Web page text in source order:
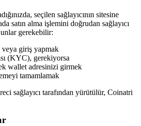
seçilen sağlayıcının sitesine
satın alma işlemini doğrudan sağlayıcı
gerekebilir:
giriş yapmak
(KYC), gerekiyorsa
wallet adresinizi girmek
tamamlamak
sağlayıcı tarafından yürütülür, Coinatri